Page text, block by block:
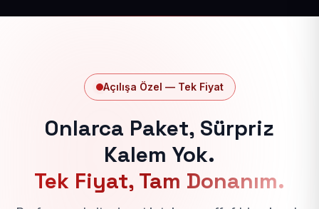
Açılışa Özel — Tek Fiyat
Onlarca Paket, Sürpriz
Kalem Yok.
Tek Fiyat, Tam Donanım.